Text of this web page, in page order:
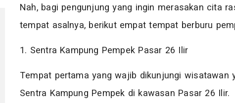
Nah, bagi pengunjung yang ingin merasakan cita
tempat asalnya, berikut empat tempat berburu
1. Sentra Kampung Pempek Pasar 26 Ilir
Tempat pertama yang wajib dikunjungi wisatawan
Sentra Kampung Pempek di kawasan Pasar 26 Ilir.